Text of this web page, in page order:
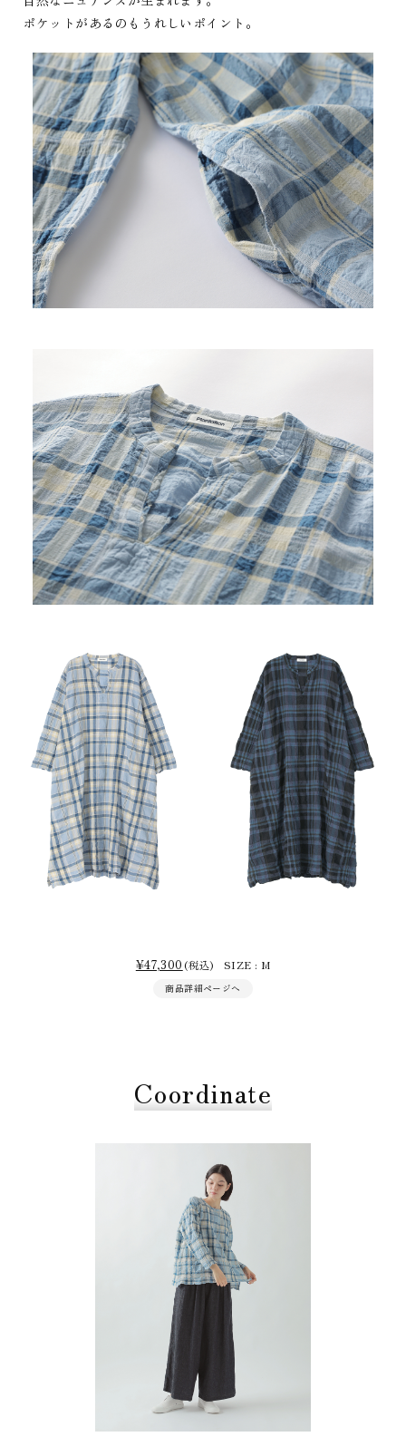
ポケットがあるのもうれしいポイント。
¥47,300(税込) SIZE : M
商品詳細ページへ
Coordinate